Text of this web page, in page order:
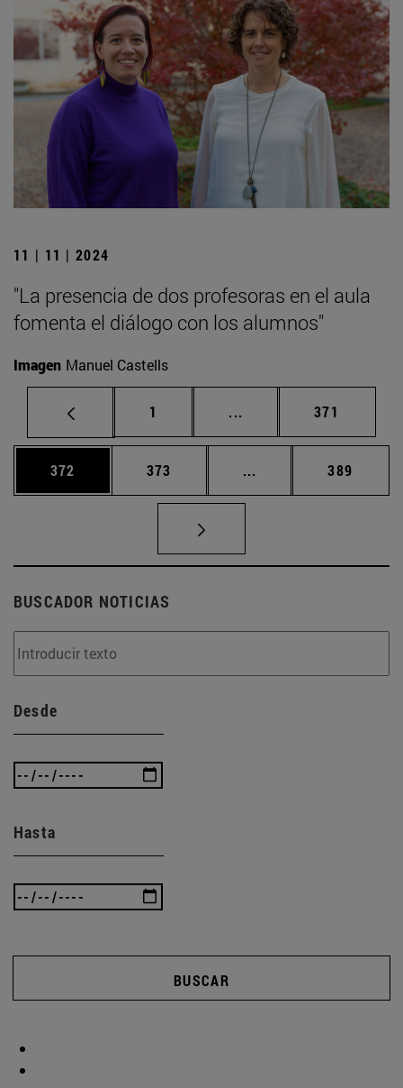
11 | 11 | 2024
"La presencia de dos profesoras en el aula
fomenta el diálogo con los alumnos"
Imagen Manuel Castells
Página
1 ... Páginas intermedias
Página
371
Página
372 Página
373 ... Páginas intermedias
Página
389
BUSCADOR NOTICIAS
Desde
Hasta
BUSCAR